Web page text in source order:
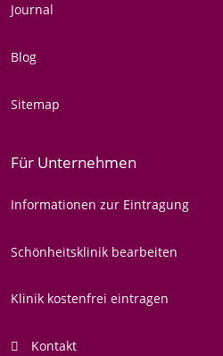
Journal
Blog
Sitemap
Für Unternehmen
Informationen zur Eintragung
Schönheitsklinik bearbeiten
Klinik kostenfrei eintragen
Kontakt